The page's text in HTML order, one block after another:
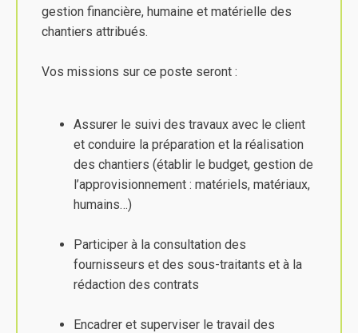
gestion financière, humaine et matérielle des
chantiers attribués.
Vos missions sur ce poste seront :
Assurer le suivi des travaux avec le client
et conduire la préparation et la réalisation
des chantiers (établir le budget, gestion de
l’approvisionnement : matériels, matériaux,
humains…)
Participer à la consultation des
fournisseurs et des sous-traitants et à la
rédaction des contrats
Encadrer et superviser le travail des